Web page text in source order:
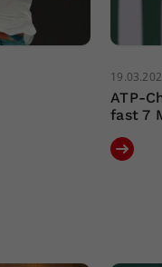
ATP-
fast 7